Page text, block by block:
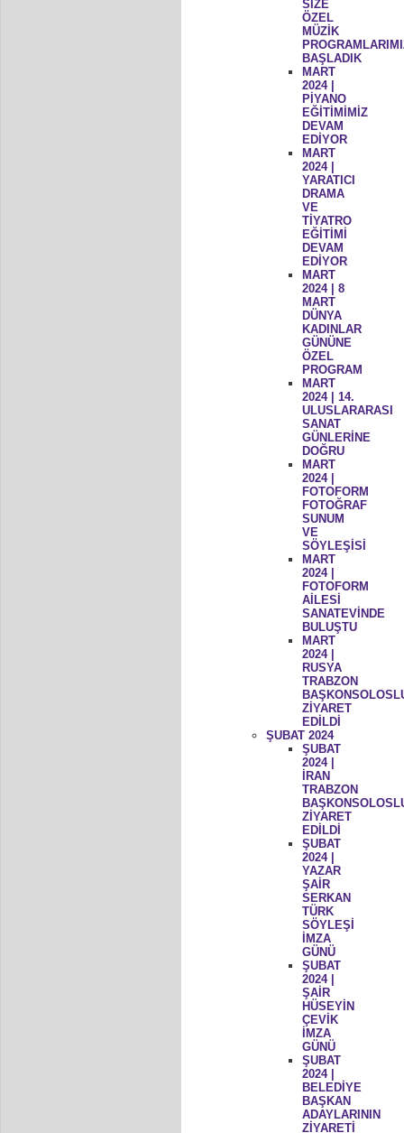
SİZE
ÖZEL
MÜZİK
BAŞLADIK
MART
2024 |
PİYANO
EĞİTİMİMİZ
DEVAM
EDİYOR
MART
2024 |
YARATICI
DRAMA
VE
TİYATRO
EĞİTİMİ
DEVAM
EDİYOR
MART
2024 | 8
MART
DÜNYA
KADINLAR
GÜNÜNE
ÖZEL
PROGRAM
MART
2024 | 14.
ULUSLARARASI
SANAT
GÜNLERİNE
DOĞRU
MART
2024 |
FOTOFORM
FOTOĞRAF
SUNUM
VE
SÖYLEŞİSİ
MART
2024 |
FOTOFORM
AİLESİ
SANATEVİNDE
BULUŞTU
MART
2024 |
RUSYA
TRABZON
ZİYARET
EDİLDİ
ŞUBAT 2024
ŞUBAT
2024 |
İRAN
TRABZON
ZİYARET
EDİLDİ
ŞUBAT
2024 |
YAZAR
ŞAİR
SERKAN
TÜRK
SÖYLEŞİ
İMZA
GÜNÜ
ŞUBAT
2024 |
ŞAİR
HÜSEYİN
ÇEVİK
İMZA
GÜNÜ
ŞUBAT
2024 |
BELEDİYE
BAŞKAN
ADAYLARININ
ZİYARETİ